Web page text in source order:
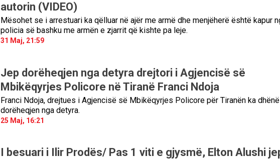
autorin (VIDEO)
Mësohet se i arrestuari ka qëlluar në ajër me armë dhe menjëherë është kapur
policia së bashku me armën e zjarrit që kishte pa leje.
31 Maj, 21:59
Jep dorëheqjen nga detyra drejtori i Agjencisë së
Mbikëqyrjes Policore në Tiranë Franci Ndoja
Franci Ndoja, drejtues i Agjencisë së Mbikëqyrjes Policore për Tiranën ka dhënë
dorëheqjen nga detyra.
25 Maj, 16:21
I besuari i Ilir Prodës/ Pas 1 viti e gjysmë, Elton Alushi